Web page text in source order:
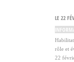
LE 22
rôle et
22